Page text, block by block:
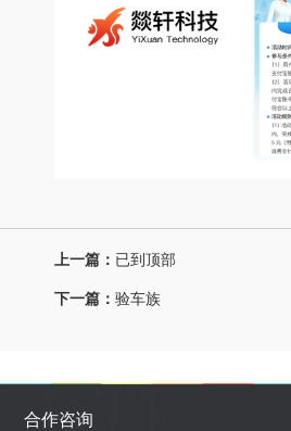
上一篇： 已到顶部
下一篇： 验车族
合作咨询